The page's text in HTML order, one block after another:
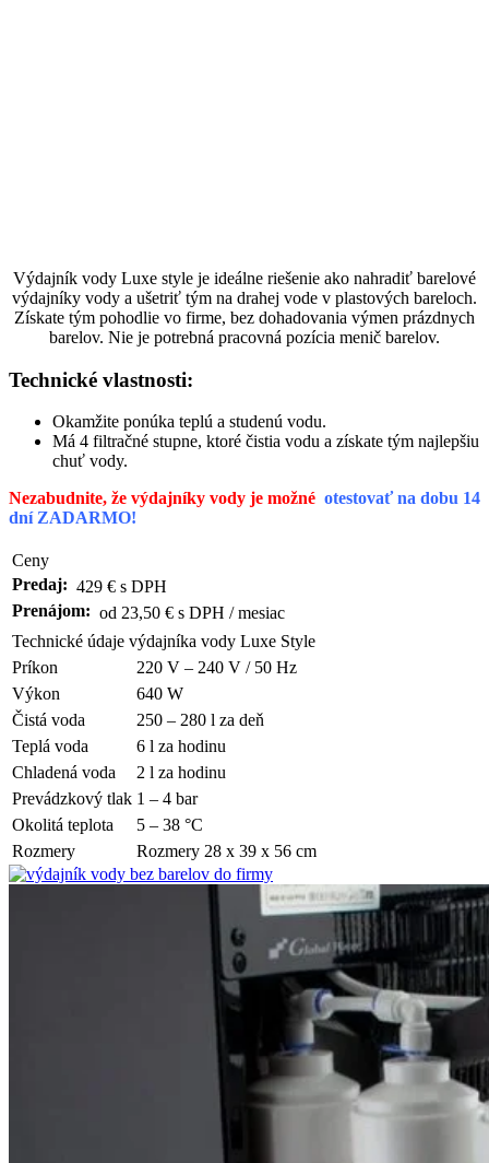
Výdajník vody Luxe style je ideálne riešenie ako nahradiť barelové
výdajníky vody a ušetriť tým na drahej vode v plastových bareloch.
Získate tým pohodlie vo firme, bez dohadovania výmen prázdnych
barelov. Nie je potrebná pracovná pozícia menič barelov.
Technické vlastnosti:
Okamžite ponúka teplú a studenú vodu.
Má 4 filtračné stupne, ktoré čistia vodu a získate tým najlepšiu
chuť vody.
Nezabudnite, že výdajníky vody je možné otestovať na dobu 14
dní ZADARMO!
Ceny
Predaj: 429 € s DPH
Prenájom: od 23,50 € s DPH / mesiac
Technické údaje výdajníka vody Luxe Style
Príkon
220 V – 240 V / 50 Hz
Výkon
640 W
Čistá voda
250 – 280 l za deň
Teplá voda
6 l za hodinu
Chladená voda
2 l za hodinu
Prevádzkový tlak 1 – 4 bar
Okolitá teplota
5 – 38 °C
Rozmery
Rozmery 28 x 39 x 56 cm